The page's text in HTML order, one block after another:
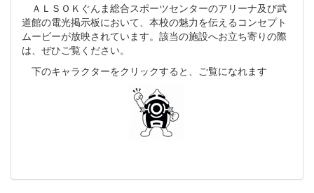
ＡＬＳＯＫぐんま総合スポーツセンターのアリーナ及び武
道館の電光掲示板において、本校の魅力を伝えるコンセプト
ムービーが放映されています。該当の施設へお立ち寄りの際
は、ぜひご覧ください。
下のキャラクターをクリックすると、ご覧になれます